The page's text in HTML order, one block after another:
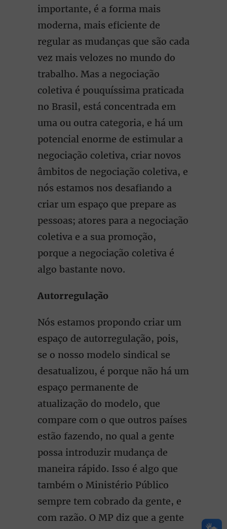
importante, é a forma mais
moderna, mais eficiente de
regular as mudanças que são cada
vez mais velozes no mundo do
trabalho. Mas a negociação
coletiva é pouquíssima praticada
no Brasil, está concentrada em
uma ou outra categoria, e há um
potencial enorme de estimular a
negociação coletiva, criar novos
âmbitos de negociação coletiva, e
nós estamos nos desafiando a
criar um espaço que prepare as
pessoas; atores para a negociação
coletiva e a sua promoção,
porque a negociação coletiva é
algo bastante novo.
Autorregulação
Nós estamos propondo criar um
espaço de autorregulação, pois,
se o nosso modelo sindical se
desatualizou, é porque não há um
espaço permanente de
atualização do modelo, que
compare com o que outros países
estão fazendo, no qual a gente
possa introduzir mudança de
maneira rápido. Isso é algo que
também o Ministério Público
sempre tem cobrado da gente, e
com razão. O MP diz que a gente